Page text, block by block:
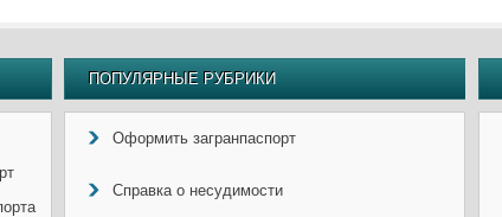
ПОПУЛЯРНЫЕ РУБРИКИ
Оформить загранпаспорт
Справка о несудимости